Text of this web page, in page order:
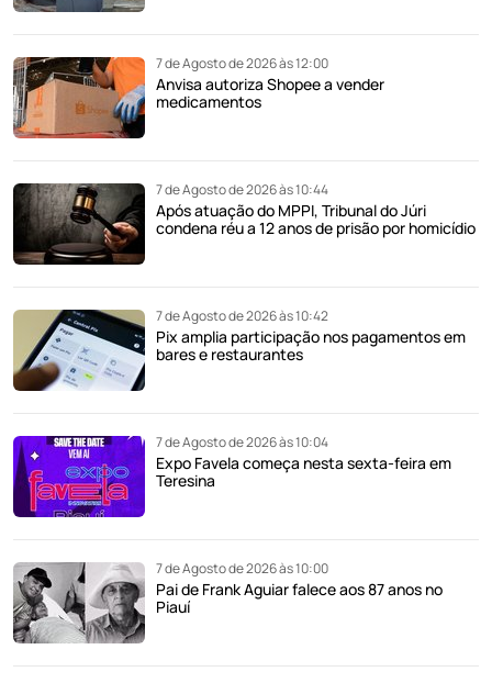
7 de Agosto de 2026 às 12:00
Anvisa autoriza Shopee a vender
medicamentos
7 de Agosto de 2026 às 10:44
Após atuação do MPPI, Tribunal do Júri
condena réu a 12 anos de prisão por homicídio
7 de Agosto de 2026 às 10:42
Pix amplia participação nos pagamentos em
bares e restaurantes
7 de Agosto de 2026 às 10:04
Expo Favela começa nesta sexta-feira em
Teresina
7 de Agosto de 2026 às 10:00
Pai de Frank Aguiar falece aos 87 anos no
Piauí